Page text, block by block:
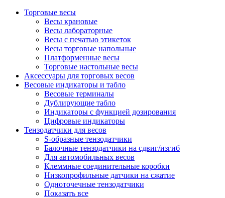
Торговые весы
Весы крановые
Весы лабораторные
Весы с печатью этикеток
Весы торговые напольные
Платформенные весы
Торговые настольные весы
Аксессуары для торговых весов
Весовые индикаторы и табло
Весовые терминалы
Дублирующие табло
Индикаторы с функцией дозирования
Цифровые индикаторы
Тензодатчики для весов
S-образные тензодатчики
Балочные тензодатчики на сдвиг/изгиб
Для автомобильных весов
Клеммные соединительные коробки
Низкопрофильные датчики на сжатие
Одноточечные тензодатчики
Показать все